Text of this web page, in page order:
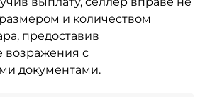
размером и количеством
предоставив
возражения с
документами.